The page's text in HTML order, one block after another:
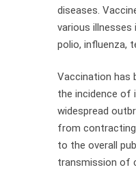
diseases.
various illnesses
polio, influenza,
Vaccination has
the incidence of
widespread
from
to the overall
transmission of